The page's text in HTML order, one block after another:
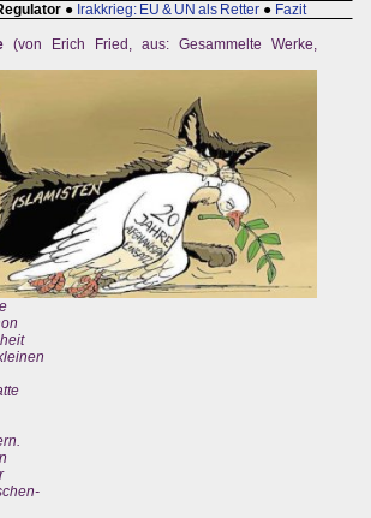
● Irakkrieg: EU & UN als Retter ● Fazit
(von Erich Fried, aus: Gesammelte Werke,